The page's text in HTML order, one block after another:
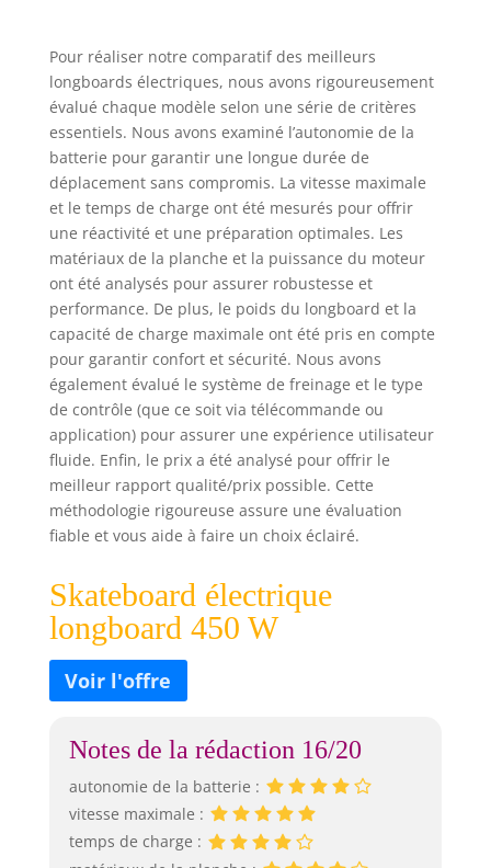
Pour réaliser notre comparatif des meilleurs
longboards électriques, nous avons rigoureusement
évalué chaque modèle selon une série de critères
essentiels. Nous avons examiné l’autonomie de la
batterie pour garantir une longue durée de
déplacement sans compromis. La vitesse maximale
et le temps de charge ont été mesurés pour offrir
une réactivité et une préparation optimales. Les
matériaux de la planche et la puissance du moteur
ont été analysés pour assurer robustesse et
performance. De plus, le poids du longboard et la
capacité de charge maximale ont été pris en compte
pour garantir confort et sécurité. Nous avons
également évalué le système de freinage et le type
de contrôle (que ce soit via télécommande ou
application) pour assurer une expérience utilisateur
fluide. Enfin, le prix a été analysé pour offrir le
meilleur rapport qualité/prix possible. Cette
méthodologie rigoureuse assure une évaluation
fiable et vous aide à faire un choix éclairé.
Skateboard électrique
longboard 450 W
Notes de la rédaction 16/20
autonomie de la batterie :
vitesse maximale :
temps de charge :